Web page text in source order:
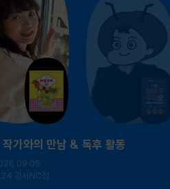
작가와의 만남 & 독후 활동
24 강서NC점